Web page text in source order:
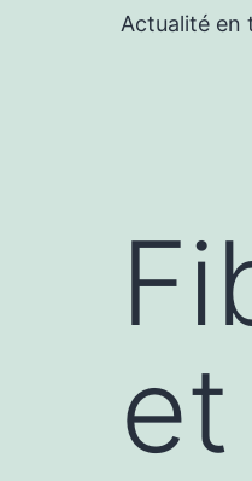
Actualité en